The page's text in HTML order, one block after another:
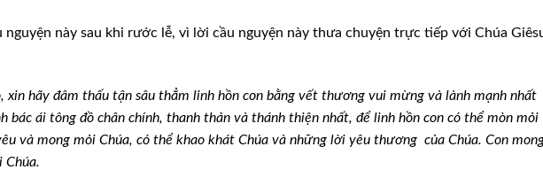
này sau khi rước lễ, vì lời cầu nguyện này thưa chuyện trực tiếp với Chúa
xin hãy đâm thấu tận sâu thẳm linh hồn con bằng vết thương vui mừng và lành mạnh nhất
bác ái tông đồ chân chính, thanh thản và thánh thiện nhất, để linh hồn con có thể mòn mỏi
và mong mỏi Chúa, có thể khao khát Chúa và những lời yêu thương của Chúa. Con
Chúa.